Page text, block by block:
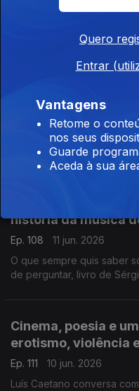
Neste domingo passaram
12 jun. 2026
Teoria dos Sentimentos
publicado pela
de Ivone Moreira, que é a
história da música
Ep. 108
11 jun. 2026
O que sempre quis saber
de perguntar, livro de
Cinema, poesia e
erotismo, violência
Ep. 111
10 jun. 2026
Luís Caetano conversa
Quero
Entrar
Vantagens
Retome o
nos seus
Guarde
Aceda à sua